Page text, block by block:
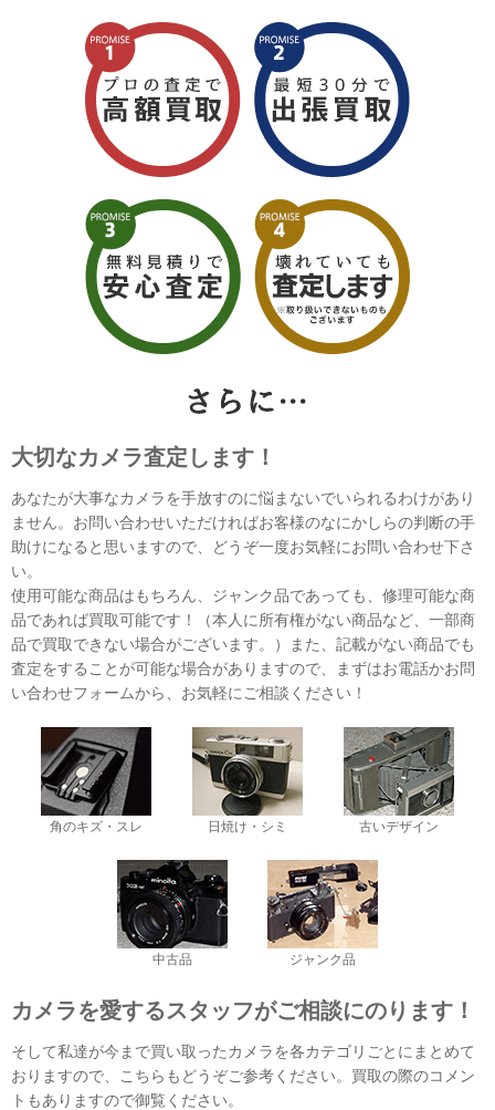
大切なカメラ査定します！
あなたが大事なカメラを手放すのに悩まないでいられるわけがあり
ません。お問い合わせいただければお客様のなにかしらの判断の手
助けになると思いますので、どうぞ一度お気軽にお問い合わせ下さ
い。
使用可能な商品はもちろん、ジャンク品であっても、修理可能な商
品であれば買取可能です！（本人に所有権がない商品など、一部商
品で買取できない場合がございます。）また、記載がない商品でも
査定をすることが可能な場合がありますので、まずはお電話かお問
い合わせフォームから、お気軽にご相談ください！
角のキズ・スレ 日焼け・シミ 古いデザイン
中古品 ジャンク品
カメラを愛するスタッフがご相談にのります！
そして私達が今まで買い取ったカメラを各カテゴリごとにまとめて
おりますので、こちらもどうぞご参考ください。買取の際のコメン
トもありますので御覧ください。